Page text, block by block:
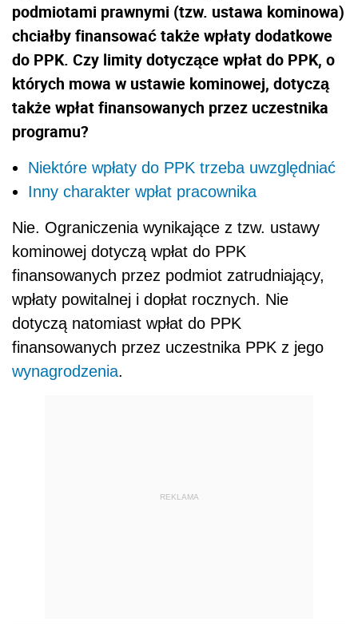
podmiotami prawnymi (tzw. ustawa kominowa)
chciałby finansować także wpłaty dodatkowe
do PPK. Czy limity dotyczące wpłat do PPK, o
których mowa w ustawie kominowej, dotyczą
także wpłat finansowanych przez uczestnika
programu?
Niektóre wpłaty do PPK trzeba uwzględniać
Inny charakter wpłat pracownika
Nie. Ograniczenia wynikające z tzw. ustawy
kominowej dotyczą wpłat do PPK
finansowanych przez podmiot zatrudniający,
wpłaty powitalnej i dopłat rocznych. Nie
dotyczą natomiast wpłat do PPK
finansowanych przez uczestnika PPK z jego
wynagrodzenia.
REKLAMA